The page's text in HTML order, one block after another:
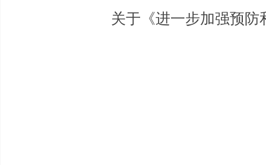
关于《进一步加强预